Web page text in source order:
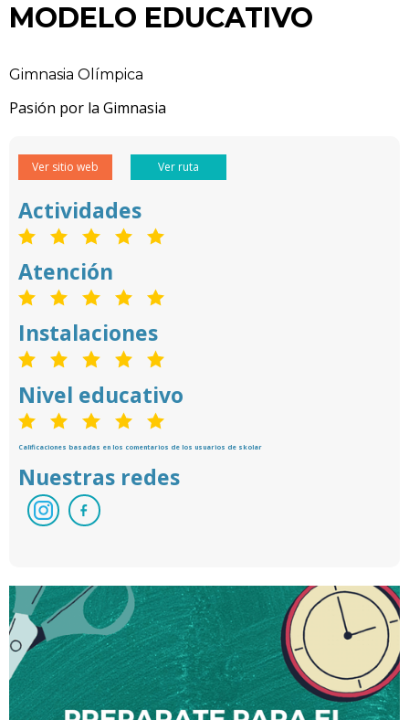
MODELO EDUCATIVO
Gimnasia Olímpica
Pasión por la Gimnasia
Ver sitio web Ver ruta
Actividades
Atención
Instalaciones
Nivel educativo
Calificaciones basadas en los comentarios de los usuarios de skolar
Nuestras redes